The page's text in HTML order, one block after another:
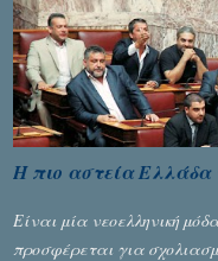
τελικό επί της
δυσάρεστα...
Η πιο αστεία Ελλάδα
Είναι μία νεοελληνική
προσφέρεται για